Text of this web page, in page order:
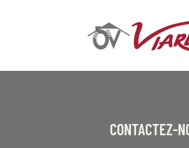
main
CONTACTEZ-